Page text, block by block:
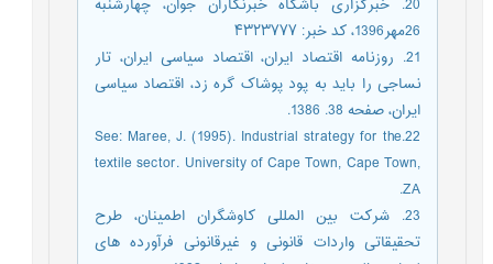
20. خبرگزاری باشگاه خبرنگاران جوان، چهارشنبه
26مهر1396، کد خبر: ۴۳۲۳۷۷۷
21. روزنامه اقتصاد ایران، اقتصاد سیاسی ایران، تار
نساجی را باید به پود پوشاک گره زد، اقتصاد سیاسی
ایران، صفحه 38. 1386.
22.See: Maree, J. (1995). Industrial strategy for the
textile sector. University of Cape Town, Cape Town,
ZA.
23. شرکت بین المللی کاوشگران اطمینان، طرح
تحقیقاتی واردات قانونی و غیرقانونی فرآورده های